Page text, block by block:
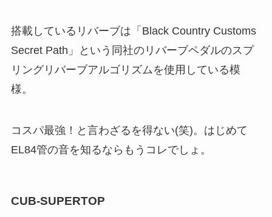
搭載しているリバーブは「Black Country Customs
Secret Path」という同社のリバーブペダルのスプ
リングリバーブアルゴリズムを使用している模
様。
コスパ最強！と言わざるを得ない(笑)。はじめて
EL84管の音を知るならもうコレでしょ。
CUB-SUPERTOP